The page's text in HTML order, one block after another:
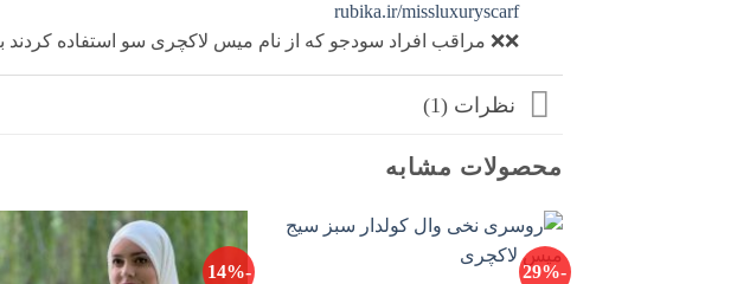
rubika.ir/missluxuryscarf
❌❌ مراقب افراد سودجو که از نام میس لاکچری سو استفاده کردند
نظرات (1)
محصولات مشابه
-29%
-14%